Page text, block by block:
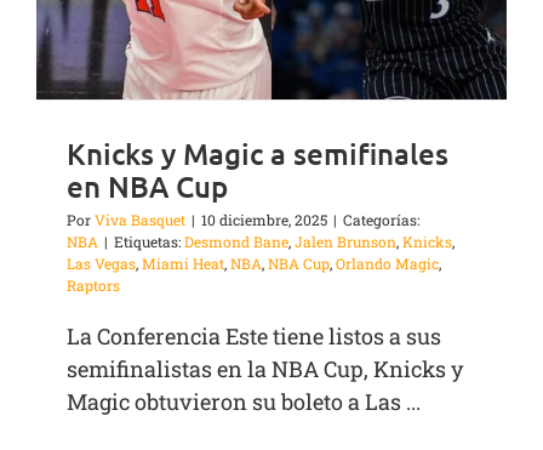
Knicks y Magic a semifinales
en NBA Cup
PorViva Basquet | 10 diciembre, 2025 | Categorías:
NBA | Etiquetas:Desmond Bane,Jalen Brunson,Knicks,
Las Vegas,Miami Heat,NBA,NBA Cup,Orlando Magic,
Raptors
La Conferencia Este tiene listos a sus
semifinalistas en la NBA Cup, Knicks y
Magic obtuvieron su boleto a Las ...